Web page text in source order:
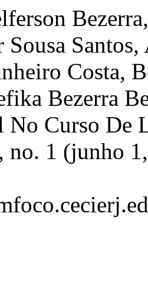
Costa,
Bezerra
No Curso De
no. 1 (junho